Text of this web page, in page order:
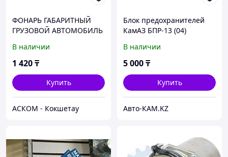
ФОНАРЬ ГАБАРИТНЫЙ
ГРУЗОВОЙ АВТОМОБИЛЬ
(СВЕТОДИОД) АЭК
В наличии
1 420₸
Купить
АСКОМ - Кокшетау
Блок предохранителей
КамАЗ БПР-13 (04)
В наличии
5 000₸
Купить
Авто-КАМ.KZ